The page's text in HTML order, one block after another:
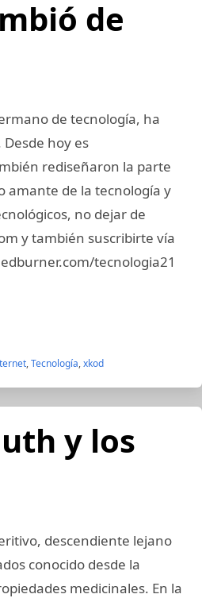
de
de tecnología, ha
hoy es
rediseñaron la parte
amante de la tecnología y
no dejar de
y también suscribirte vía
tecnologia21
,Tecnología,xkod
y los
descendiente lejano
conocido desde la
medicinales. En la